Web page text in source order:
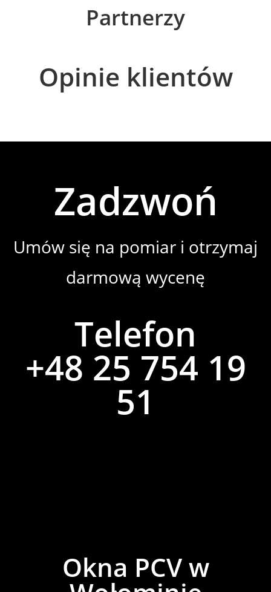
Partnerzy
Opinie klientów
Zadzwoń
Umów się na pomiar i otrzymaj
darmową wycenę
Telefon
+48 25 754 19
51
Okna PCV w